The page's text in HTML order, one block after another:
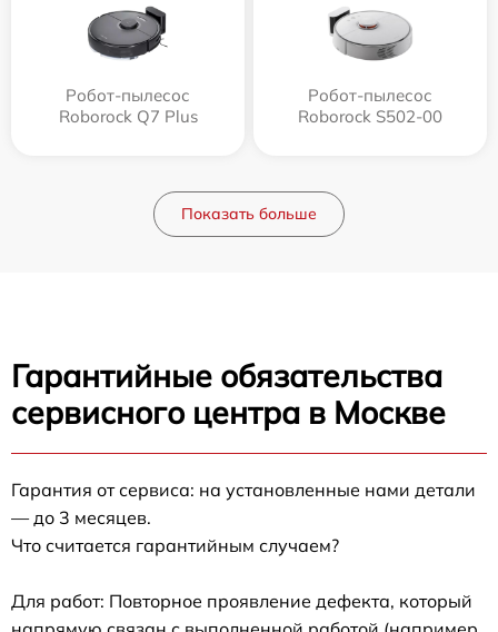
Робот-пылесос
Roborock Q7 Plus
Робот-пылесос
Roborock S502-00
Показать больше
Гарантийные обязательства
сервисного центра в Москве
Гарантия от сервиса: на установленные нами детали
— до 3 месяцев.
Что считается гарантийным случаем?
Для работ: Повторное проявление дефекта, который